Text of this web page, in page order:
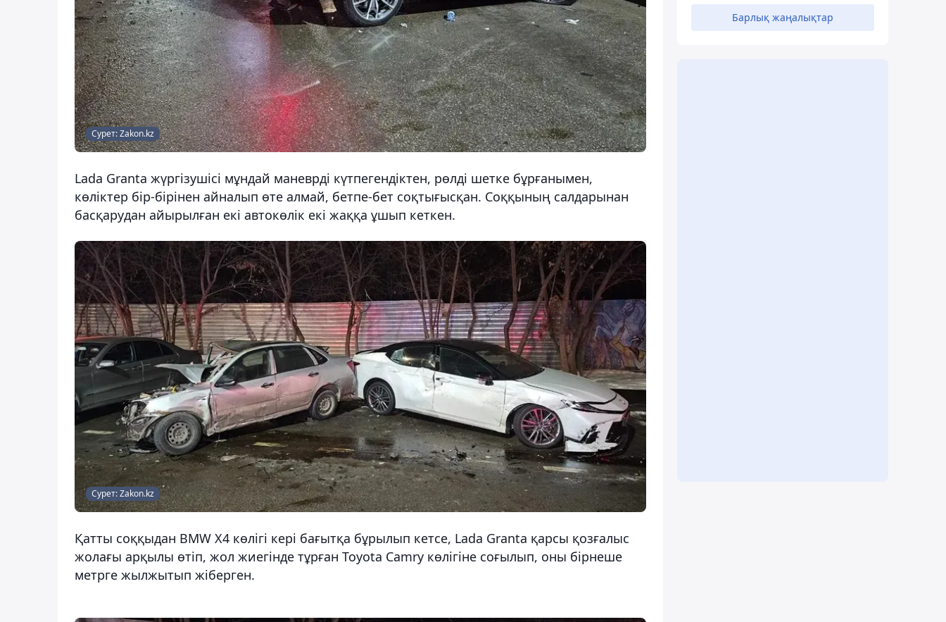
Сурет: Zakon.kz
Lada Granta жүргізушісі мұндай маневрді күтпегендіктен, рөлді шетке бұрғанымен,
көліктер бір-бірінен айналып өте алмай, бетпе-бет соқтығысқан. Соққының салдарынан
басқарудан айырылған екі автокөлік екі жаққа ұшып кеткен.
Сурет: Zakon.kz
Қатты соққыдан BMW X4 көлігі кері бағытқа бұрылып кетсе, Lada Granta қарсы қозғалыс
жолағы арқылы өтіп, жол жиегінде тұрған Toyota Camry көлігіне соғылып, оны бірнеше
метрге жылжытып жіберген.
Барлық жаңалықтар